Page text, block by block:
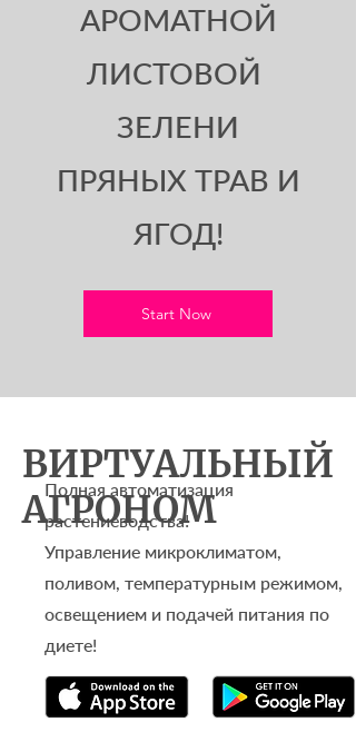
АРОМАТНОЙ
ЛИСТОВОЙ
ЗЕЛЕНИ
ПРЯНЫХ ТРАВ И
ЯГОД!
Start Now
ВИРТУАЛЬНЫЙ
АГРОНОМ
Полная автоматизация
растениеводства!
Управление микроклиматом,
поливом, температурным режимом,
освещением и подачей питания по
диете!